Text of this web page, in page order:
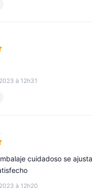
à 12h31
à 12h20
cuidadoso se